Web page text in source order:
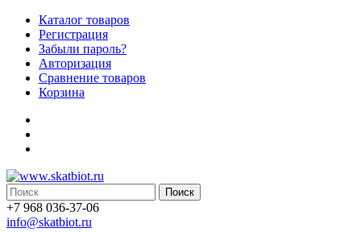
Каталог товаров
Регистрация
Забыли пароль?
Авторизация
Сравнение товаров
Корзина
Поиск
+7 968 036-37-06
info@skatbiot.ru